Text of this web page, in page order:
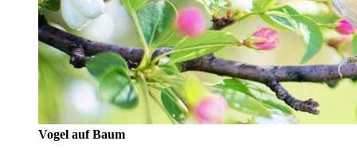
Vogel auf Baum